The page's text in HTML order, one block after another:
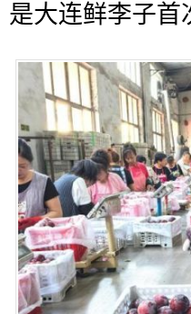
是大连鲜李子首